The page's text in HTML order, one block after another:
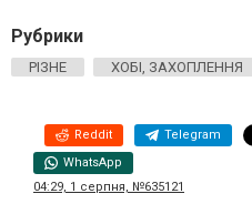
Рубрики
РІЗНЕ ХОБІ, ЗАХОПЛЕННЯ
Reddit Telegram
WhatsApp
04:29, 1 серпня, №635121